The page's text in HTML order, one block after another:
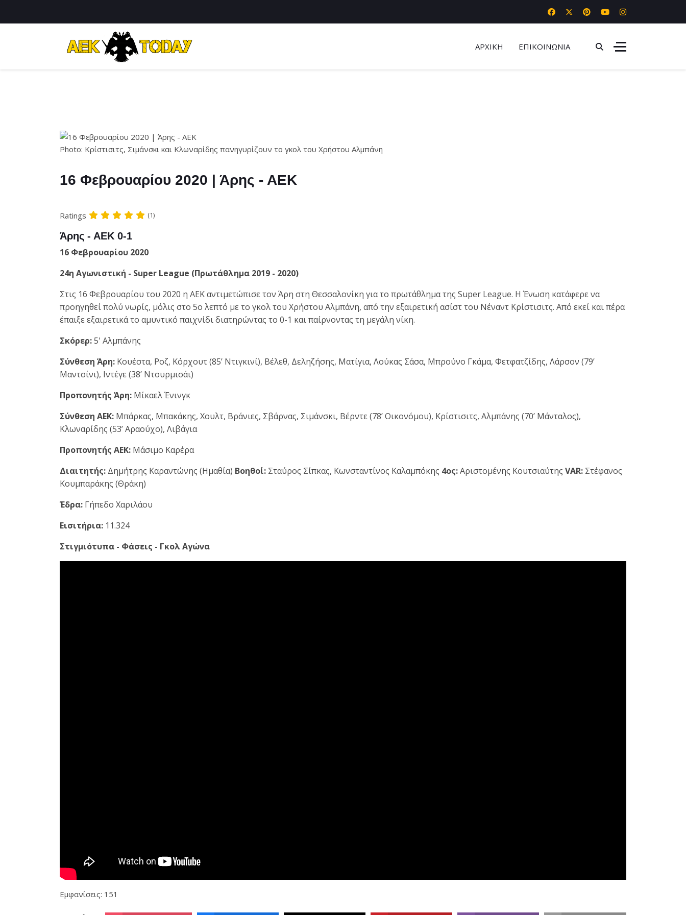
ΑΡΧΙΚΗ ΕΠΙΚΟΙΝΩΝΙΑ
Photo: Κρίστισιτς, Σιμάνσκι και Κλωναρίδης πανηγυρίζουν το γκολ του Χρήστου Αλμπάνη
16 Φεβρουαρίου 2020 | Άρης - ΑΕΚ
Ratings (1)
Άρης - ΑΕΚ 0-1
16 Φεβρουαρίου 2020
24η Αγωνιστική - Super League (Πρωτάθλημα 2019 - 2020)
Στις 16 Φεβρουαρίου του 2020 η ΑΕΚ αντιμετώπισε τον Άρη στη Θεσσαλονίκη για το πρωτάθλημα της Super League. Η Ένωση κατάφερε να
προηγηθεί πολύ νωρίς, μόλις στο 5ο λεπτό με το γκολ του Χρήστου Αλμπάνη, από την εξαιρετική ασίστ του Νέναντ Κρίστισιτς. Από εκεί και πέρα
έπαιξε εξαιρετικά το αμυντικό παιχνίδι διατηρώντας το 0-1 και παίρνοντας τη μεγάλη νίκη.
Σκόρερ:5' Αλμπάνης
Σύνθεση Άρη: Κουέστα, Ροζ, Κόρχουτ (85’ Ντιγκινί), Βέλεθ, Δεληζήσης, Ματίγια, Λούκας Σάσα, Μπρούνο Γκάμα, Φετφατζίδης, Λάρσον (79’
Μαντσίνι), Ιντέγε (38’ Ντουρμισάι)
Προπονητής Άρη: Μίκαελ Ένινγκ
Σύνθεση ΑΕΚ: Μπάρκας, Μπακάκης, Χουλτ, Βράνιες, Σβάρνας, Σιμάνσκι, Βέρντε (78’ Οικονόμου), Κρίστισιτς, Αλμπάνης (70’ Μάνταλος),
Κλωναρίδης (53’ Αραούχο), Λιβάγια
Προπονητής ΑΕΚ: Μάσιμο Καρέρα
Διαιτητής: Δημήτρης Καραντώνης (Ημαθία) Βοηθοί: Σταύρος Σίπκας, Κωνσταντίνος Καλαμπόκης 4ος:Αριστομένης Κουτσιαύτης VAR: Στέφανος
Κουμπαράκης (Θράκη)
Έδρα: Γήπεδο Χαριλάου
Εισιτήρια: 11.324
Στιγμιότυπα - Φάσεις - Γκολ Αγώνα
Εμφανίσεις: 151